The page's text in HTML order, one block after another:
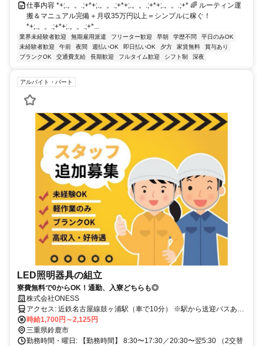
仕事内容 *+;.。。.;+*+;.。。.;+*+;.。。.;+*+;.。。.;+* 🌈 ルーティン運
搬＆マニュアル完備＋月収35万円以上＝シンプルに稼ぐ！
*+;.。。.;+*+;.。。.;+*...
業界未経験者歓迎 無期雇用派遣 フリーター歓迎 早朝 学歴不問
平日のみOK
未経験者歓迎
午前 夜間 週払いOK 即日払いOK 夕方 家賃無料
賞与あり
ブランクOK
交通費支給 長期歓迎 フルタイム歓迎 シフト制 深夜
アルバイト・パート
LED照明器具の組立
寮費無料で0からOK！通勤、入寮どちらも◎
株式会社ONESS
アクセス: 近鉄名古屋線鼓ヶ浦駅（車で10分） ※駅から送迎バスあり
※寮から無料送迎あり ※自転車・バイク・自動車通勤OK
時給1,700円～2,125円
三重県鈴鹿市
勤務時間・曜日: 【勤務時間】 8:30〜17:30／20:30〜翌5:30 （2交替